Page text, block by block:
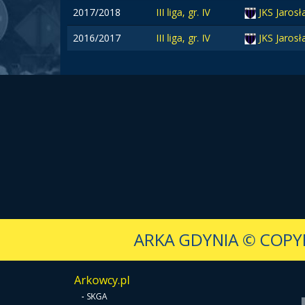
2017/2018
III liga, gr. IV JKS
2016/2017
III liga, gr. IV JKS
ARKA GDYNIA©
Arkowcy.pl
- SKGA